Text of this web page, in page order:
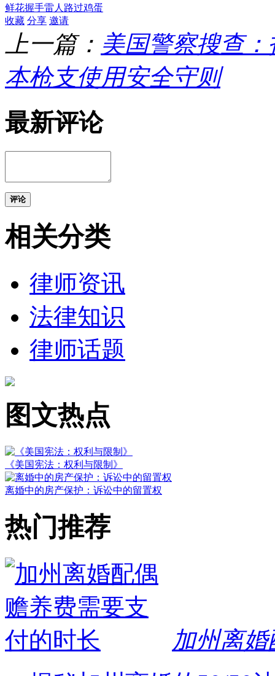
鲜花握手雷人 路过鸡蛋
收藏 分享 邀请
上一篇： 美国警察搜查
本枪支使用安全守则
最新评论
评论
相关分类
律师资讯
法律知识
律师话题
图文热点
《美国宪法：权利与限制》
离婚中的房产保护：诉讼中的留置权
热门推荐
加州离